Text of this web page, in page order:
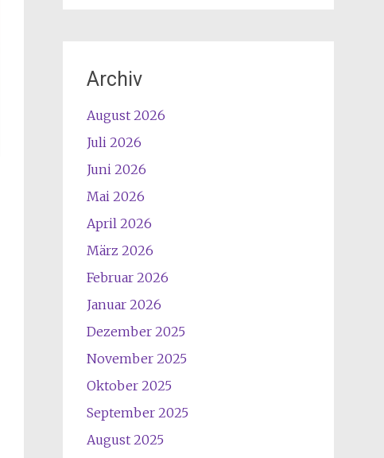
Archiv
August 2026
Juli 2026
Juni 2026
Mai 2026
April 2026
März 2026
Februar 2026
Januar 2026
Dezember 2025
November 2025
Oktober 2025
September 2025
August 2025